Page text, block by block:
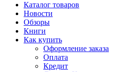
Каталог товаров
Новости
Обзоры
Книги
Как купить
Оформление заказа
Оплата
Кредит